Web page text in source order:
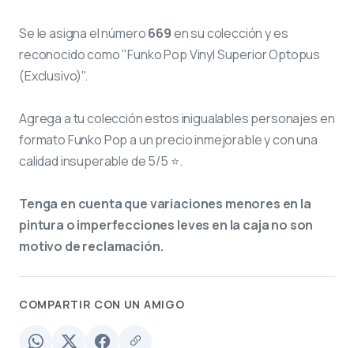
Se le asigna el número669en su colección y es
reconocido como "Funko Pop Vinyl Superior Optopus
(Exclusivo)".
Agrega a tu colección estos inigualables personajes en
formato Funko Pop a un precio inmejorable y con una
calidad insuperable de 5/5 ⭐.
Tenga en cuenta que variaciones menores en la
pintura o imperfecciones leves en la caja no son
motivo de reclamación.
COMPARTIR CON UN AMIGO